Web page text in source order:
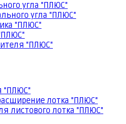
угла "ПЛЮС"
угла "ПЛЮС"
"ПЛЮС"
"ПЛЮС"
"ПЛЮС"
лотка "ПЛЮС"
листового лотка "ПЛЮС"